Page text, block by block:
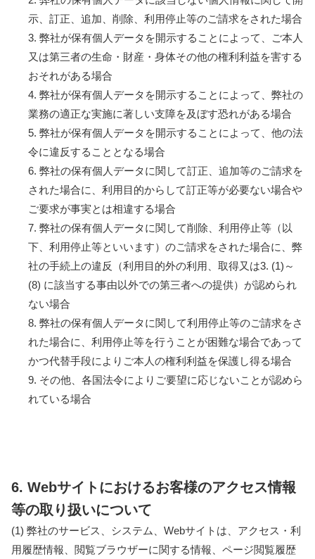
示、訂正、追加、削除、利用停止等のご請求をされた場合
3. 弊社が保有個人データを開示することによって、ご本人
又は第三者の生命・財産・身体その他の権利利益を害する
おそれがある場合
4. 弊社が保有個人データを開示することによって、弊社の
業務の適正な実施に著しい支障を及ぼす恐れがある場合
5. 弊社が保有個人データを開示することによって、他の法
令に違反することとなる場合
6. 弊社の保有個人データに関して訂正、追加等のご請求を
された場合に、利用目的からして訂正等が必要ない場合や
ご要求が事実とは相違する場合
7. 弊社の保有個人データに関して削除、利用停止等（以
下、利用停止等といいます）のご請求をされた場合に、弊
社の手続上の違反（利用目的外の利用、取得又は3. (1)～
(8) に該当する事由以外での第三者への提供）が認められ
ない場合
8. 弊社の保有個人データに関して利用停止等のご請求をさ
れた場合に、利用停止等を行うことが困難な場合であって
かつ代替手段によりご本人の権利利益を保護し得る場合
9. その他、各国法令によりご要望に応じないことが認めら
れている場合
6. Webサイトにおけるお客様のアクセス情報
等の取り扱いについて
(1) 弊社のサービス、システム、Webサイトは、アクセス・利
用履歴情報、閲覧ブラウザーに関する情報、ページ閲覧履歴